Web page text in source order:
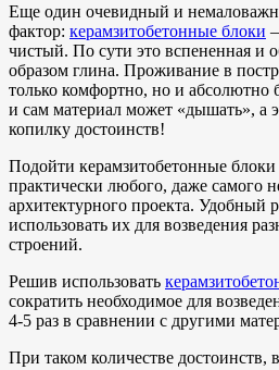
Еще один очевидный и
фактор: керамзитобетонные блоки
чистый. По сути это вспененная и
образом глина. Проживание в
только комфортно, но и абсолютно
и сам материал может «дышать», а
копилку достоинств!
Подойти керамзитобетонные блоки
практически любого, даже самого
архитектурного проекта. Удобный
использовать их для возведения
строений.
Решив использовать
сократить необходимое для
4-5 раз в сравнении с другими
При таком количестве достоинств,